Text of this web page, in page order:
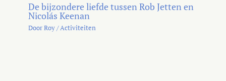
De bijzondere liefde tussen Rob Jetten en
Nicolás Keenan
DoorRoy/Activiteiten